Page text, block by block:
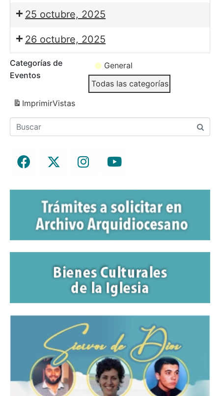
25 octubre, 2025
26 octubre, 2025
Categorías de
Eventos
General
Todas las categorías
ImprimirVistas